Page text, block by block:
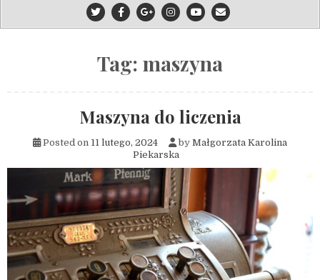
Tag: maszyna
Maszyna do liczenia
Posted on 11 lutego, 2024 by Małgorzata Karolina
Piekarska